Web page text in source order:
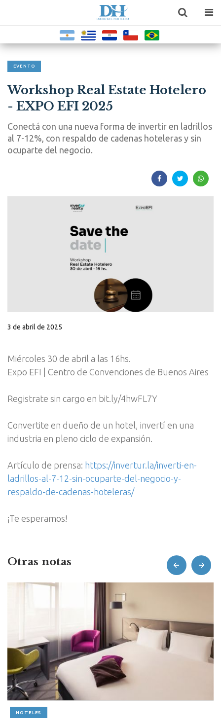
EVENTO
Workshop Real Estate Hotelero
- EXPO EFI 2025
Conectá con una nueva forma de invertir en ladrillos
al 7-12%, con respaldo de cadenas hoteleras y sin
ocuparte del negocio.
3 de abril de 2025
Miércoles 30 de abril a las 16hs.
Expo EFI | Centro de Convenciones de Buenos Aires
Registrate sin cargo en bit.ly/4hwFL7Y
Convertite en dueño de un hotel, invertí en una
industria en pleno ciclo de expansión.
Artículo de prensa: https://invertur.la/inverti-en-
ladrillos-al-7-12-sin-ocuparte-del-negocio-y-
respaldo-de-cadenas-hoteleras/
¡Te esperamos!
Otras notas
HOTELES
prev next